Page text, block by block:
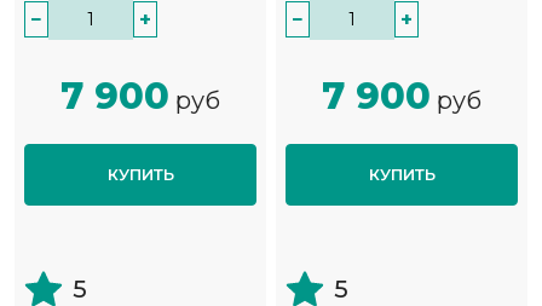
− +
7 900 руб
КУПИТЬ
5
− +
7 900 руб
КУПИТЬ
5